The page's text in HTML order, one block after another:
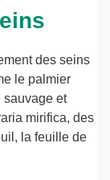
des seins
le palmier
sauvage et
mirifica, des
la feuille de